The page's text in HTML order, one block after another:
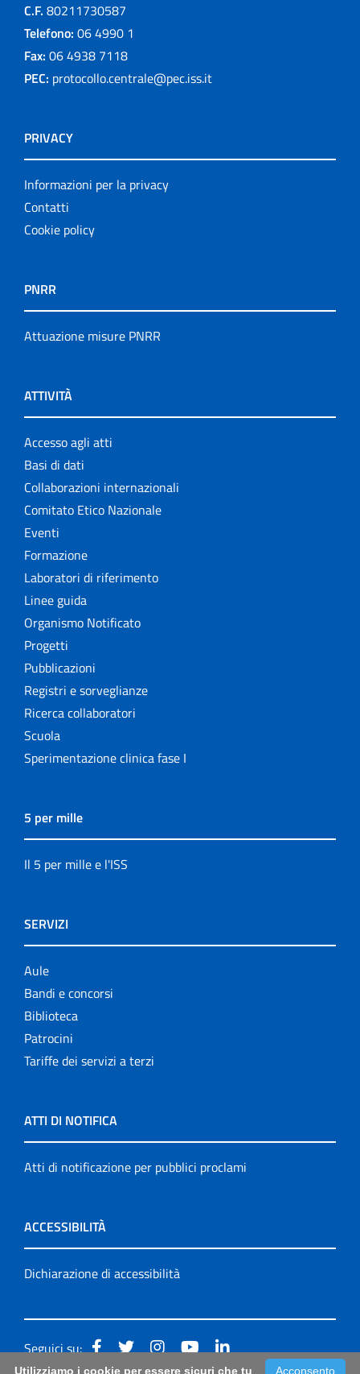
C.F. 80211730587
Telefono: 06 4990 1
Fax: 06 4938 7118
PEC: protocollo.centrale@pec.iss.it
PRIVACY
Informazioni per la privacy
Contatti
Cookie policy
PNRR
Attuazione misure PNRR
ATTIVITÀ
Accesso agli atti
Basi di dati
Collaborazioni internazionali
Comitato Etico Nazionale
Eventi
Formazione
Laboratori di riferimento
Linee guida
Organismo Notificato
Progetti
Pubblicazioni
Registri e sorveglianze
Ricerca collaboratori
Scuola
Sperimentazione clinica fase I
5 per mille
Il 5 per mille e l'ISS
SERVIZI
Aule
Bandi e concorsi
Biblioteca
Patrocini
Tariffe dei servizi a terzi
ATTI DI NOTIFICA
Atti di notificazione per pubblici proclami
ACCESSIBILITÀ
Dichiarazione di accessibilità
Seguici su:
Acconsento
Utilizziamo i cookie per essere sicuri che tu